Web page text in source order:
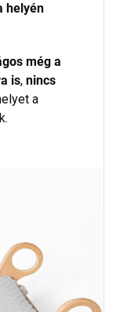
helyén
még a
is, nincs
a